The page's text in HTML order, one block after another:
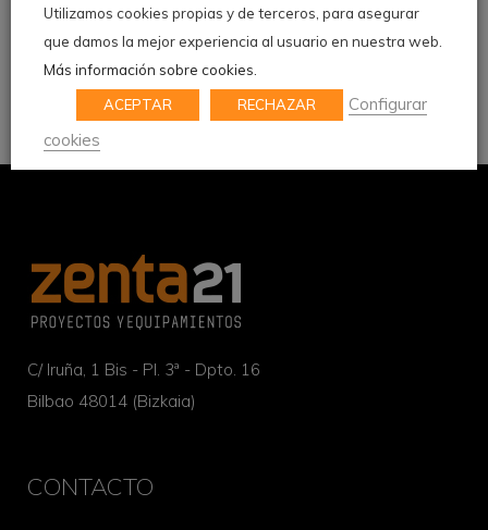
C/ Iruña, 1 Bis - Pl. 3ª - Dpto. 16
Bilbao 48014 (Bizkaia)
CONTACTO
Utilizamos cookies propias y de terceros, para asegurar
que damos la mejor experiencia al usuario en nuestra web.
Más información sobre cookies.
ACEPTAR
RECHAZAR
Configurar
cookies